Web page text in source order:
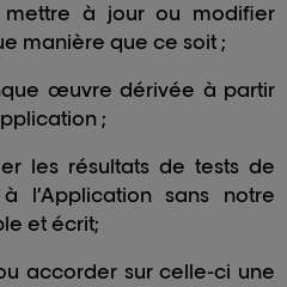
mettre à jour ou modifier
manière que ce soit ;
œuvre dérivée à partir
;
les résultats de tests de
l’Application sans notre
et écrit;
accorder sur celle-ci une